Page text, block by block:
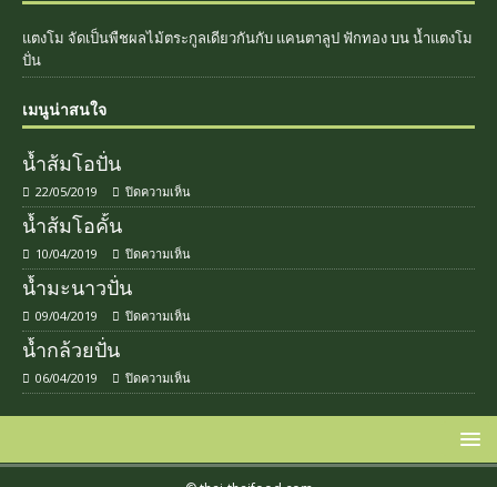
แตงโม จัดเป็นพืชผลไม้ตระกูลเดียวกันกับ แคนตาลูป ฟักทองบนน้ำแตงโม
ปั่น
เมนูน่าสนใจ
น้ำส้มโอปั่น
22/05/2019 ปิดความเห็น
น้ำส้มโอคั้น
10/04/2019 ปิดความเห็น
น้ำมะนาวปั่น
09/04/2019 ปิดความเห็น
น้ำกล้วยปั่น
06/04/2019 ปิดความเห็น